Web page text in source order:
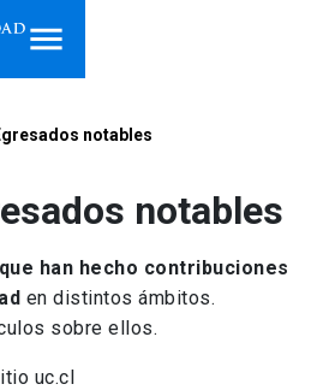
launch
notables
notables
han hecho contribuciones
en distintos ámbitos.
sobre ellos.
uc.cl